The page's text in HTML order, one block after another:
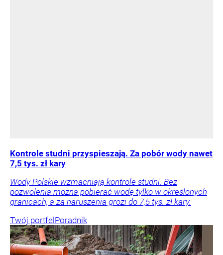
Kontrole studni przyspieszają. Za pobór wody nawet
7,5 tys. zł kary
Wody Polskie wzmacniają kontrole studni. Bez
pozwolenia można pobierać wodę tylko w określonych
granicach, a za naruszenia grozi do 7,5 tys. zł kary.
Twój portfel Poradnik